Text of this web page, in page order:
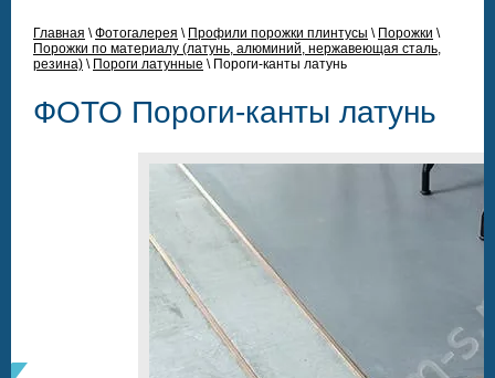
Главная \Фотогалерея \ Профили порожки плинтусы \ Порожки \
Порожки по материалу (латунь, алюминий, нержавеющая сталь,
резина) \ Пороги латунные \ Пороги-канты латунь
ФОТО Пороги-канты латунь